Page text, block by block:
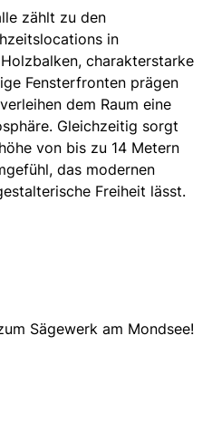
zählt zu den
in
charakterstarke
Fensterfronten prägen
dem Raum eine
Gleichzeitig sorgt
von bis zu 14 Metern
das modernen
Freiheit lässt.
Sägewerk am Mondsee!